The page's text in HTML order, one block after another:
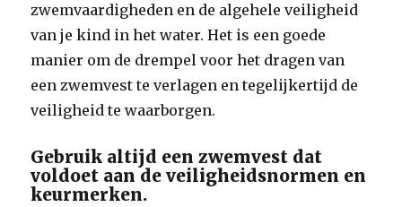
zwemvaardigheden en de algehele veiligheid
van je kind in het water. Het is een goede
manier om de drempel voor het dragen van
een zwemvest te verlagen en tegelijkertijd de
veiligheid te waarborgen.
Gebruik altijd een zwemvest dat
voldoet aan de veiligheidsnormen en
keurmerken.